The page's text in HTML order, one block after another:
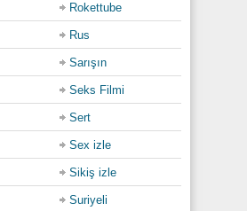
Rokettube
Rus
Sarışın
Seks Filmi
Sert
Sex izle
Sikiş izle
Suriyeli